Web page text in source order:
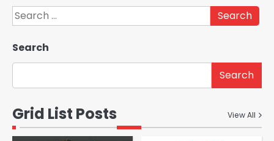
Search
for:
Search
Search
Grid List Posts View All